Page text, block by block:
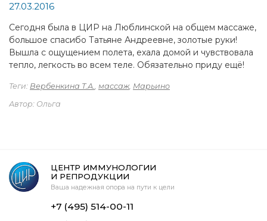
27.03.2016
Сегодня была в ЦИР на Люблинской на общем массаже,
большое спасибо Татьяне Андреевне, золотые руки!
Вышла с ощущением полета, ехала домой и чувствовала
тепло, легкость во всем теле. Обязательно приду ещё!
Теги: Вербенкина Т.А., массаж, Марьино
Автор: Ольга
ЦЕНТР ИММУНОЛОГИИ
И РЕПРОДУКЦИИ
Ваша надежная опора на пути к цели
+7 (495) 514-00-11